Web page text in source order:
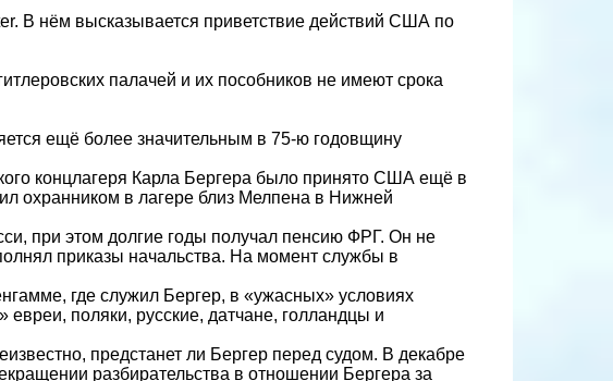
В нём высказывается приветствие действий США по
палачей и их пособников не имеют срока
ещё более значительным в 75-ю годовщину
концлагеря Карла Бергера было принято США ещё в
охранником в лагере близ Мелпена в Нижней
при этом долгие годы получал пенсию ФРГ. Он не
приказы начальства. На момент службы в
где служил Бергер, в «ужасных» условиях
поляки, русские, датчане, голландцы и
предстанет ли Бергер перед судом. В декабре
разбирательства в отношении Бергера за